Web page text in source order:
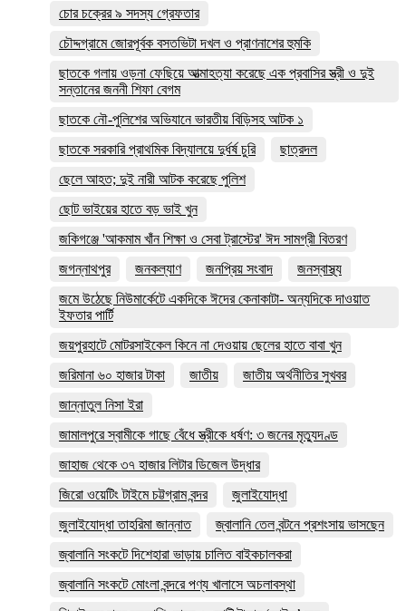
চোর চক্রের ৯ সদস্য গ্রেফতার
চৌদ্দগ্রামে জোরপূর্বক বসতভিটা দখল ও প্রাণনাশের হুমকি
ছাতকে গলায় ওড়না ফেছিয়ে আত্মাহত্যা করেছে এক প্রবাসির স্ত্রী ও দুই
সন্তানের জননী শিফা বেগম
ছাতকে নৌ-পুলিশের অভিযানে ভারতীয় বিড়িসহ আটক ১
ছাতকে সরকারি প্রাথমিক বিদ্যালয়ে দুর্ধর্ষ চুরি
ছাত্রদল
ছেলে আহত; দুই নারী আটক করেছে পুলিশ
ছোট ভাইয়ের হাতে বড় ভাই খুন
জকিগঞ্জে 'আকমাম খাঁন শিক্ষা ও সেবা ট্রাস্টের' ঈদ সামগ্রী বিতরণ
জগন্নাথপুর
জনকল্যাণ জনপ্রিয় সংবাদ
জনস্বাস্থ্য
জমে উঠেছে নিউমার্কেটে একদিকে ঈদের কেনাকাটা- অন্যদিকে দাওয়াত
ইফতার পার্টি
জয়পুরহাটে মোটরসাইকেল কিনে না দেওয়ায় ছেলের হাতে বাবা খুন
জরিমানা ৬০ হাজার টাকা
জাতীয়
জাতীয় অর্থনীতির সুখবর
জান্নাতুল নিসা ইরা
জামালপুরে স্বামীকে গাছে বেঁধে স্ত্রীকে ধর্ষণ: ৩ জনের মৃত্যুদণ্ড
জাহাজ থেকে ৩৭ হাজার লিটার ডিজেল উদ্ধার
জিরো ওয়েটিং টাইমে চট্টগ্রাম বন্দর
জুলাইযোদ্ধা
জুলাইযোদ্ধা তাহরিমা জান্নাত
জ্বালানি তেল বন্টনে প্রশংসায় ভাসছেন
জ্বালানি সংকটে দিশেহারা ভাড়ায় চালিত বাইকচালকরা
জ্বালানি সংকটে মোংলা বন্দরে পণ্য খালাসে অচলাবস্থা